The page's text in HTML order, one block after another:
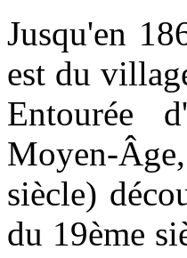
Jusqu'en
est du
Entourée
Moyen-
siècle)
du 19ème